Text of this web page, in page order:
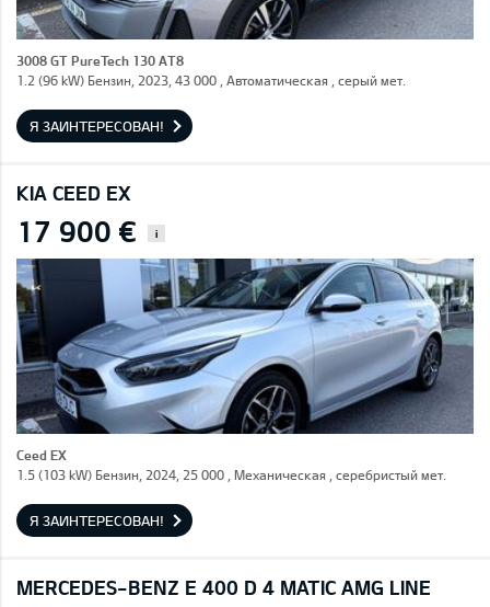
3008 GT PureTech 130 AT8
1.2 (96 kW) Бензин, 2023, 43 000 , Автоматическая , серый мет.
Я ЗАИНТЕРЕСОВАН!
KIA CEED EX
17 900 € i
Ceed EX
1.5 (103 kW) Бензин, 2024, 25 000 , Механическая , серебристый мет.
Я ЗАИНТЕРЕСОВАН!
MERCEDES-BENZ E 400 D 4 MATIC AMG LINE